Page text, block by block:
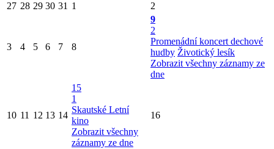
27 28 29 30 31 1 2
3 4 5 6 7 8
9
2
Promenádní koncert dechové
hudby Životický lesík
Zobrazit všechny záznamy ze
dne
10 11 12 13 14
15
1
Skautské Letní
kino
Zobrazit všechny
záznamy ze dne
16